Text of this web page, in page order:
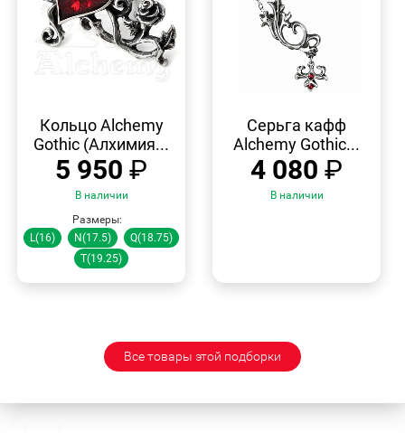
ПРОСМОТР
Кольцо Alchemy
Gothic (Алхимия...
5 950 ₽
В наличии
Размеры:
L(16)
N(17.5)
Q(18.75)
T(19.25)
ПРОСМОТР
Серьга кафф
Alchemy Gothic...
4 080 ₽
В наличии
Все товары этой подборки